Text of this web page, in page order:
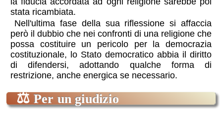
stata ricambiata.
Nell'ultima fase della sua riflessione si affaccia
però il dubbio che nei confronti di una religione che
possa costituire un pericolo per la democrazia
costituzionale, lo Stato democratico abbia il diritto
di difendersi, adottando qualche forma di
restrizione, anche energica se necessario.
⚖ Per un giudizio